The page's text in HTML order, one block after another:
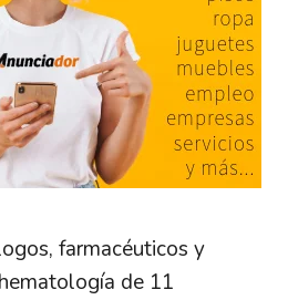
farmacéuticos y
de 11